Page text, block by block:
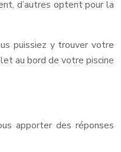
d’autres optent pour la
puissiez y trouver votre
au bord de votre piscine
apporter des réponses